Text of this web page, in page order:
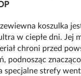
koszulka
w ciepłe dni. Jej
chroni przed
podnosząc
specjalne strefy